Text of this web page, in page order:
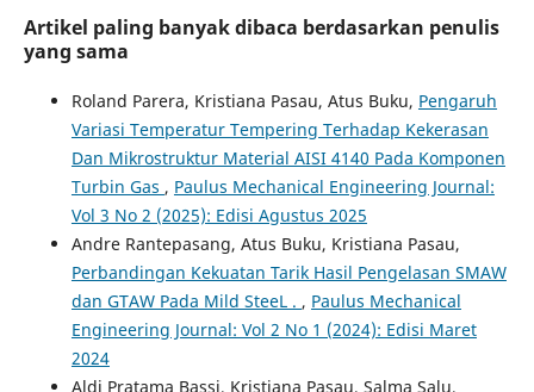
Artikel paling banyak dibaca berdasarkan penulis
yang sama
Roland Parera, Kristiana Pasau, Atus Buku, Pengaruh
Variasi Temperatur Tempering Terhadap Kekerasan
Dan Mikrostruktur Material AISI 4140 Pada Komponen
Turbin Gas , Paulus Mechanical Engineering Journal:
Vol 3 No 2 (2025): Edisi Agustus 2025
Andre Rantepasang, Atus Buku, Kristiana Pasau,
Perbandingan Kekuatan Tarik Hasil Pengelasan SMAW
dan GTAW Pada Mild SteeL . , Paulus Mechanical
Engineering Journal: Vol 2 No 1 (2024): Edisi Maret
2024
Aldi Pratama Bassi, Kristiana Pasau, Salma Salu,